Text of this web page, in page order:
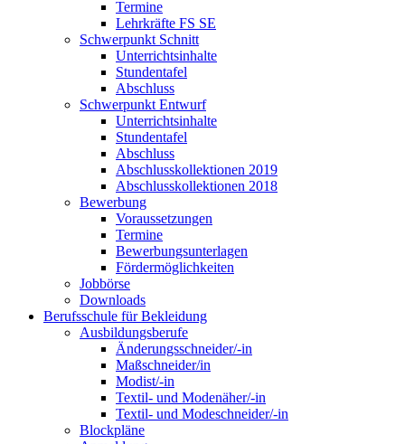
Termine
Lehrkräfte FS SE
Schwerpunkt Schnitt
Unterrichtsinhalte
Stundentafel
Abschluss
Schwerpunkt Entwurf
Unterrichtsinhalte
Stundentafel
Abschluss
Abschlusskollektionen 2019
Abschlusskollektionen 2018
Bewerbung
Voraussetzungen
Termine
Bewerbungsunterlagen
Fördermöglichkeiten
Jobbörse
Downloads
Berufsschule für Bekleidung
Ausbildungsberufe
Änderungsschneider/-in
Maßschneider/in
Modist/-in
Textil- und Modenäher/-in
Textil- und Modeschneider/-in
Blockpläne